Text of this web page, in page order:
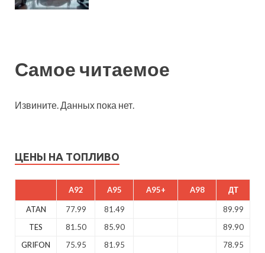
Самое читаемое
Извините. Данных пока нет.
ЦЕНЫ НА ТОПЛИВО
A92 A95 A95+ A98 ДТ
ATAN 77.99 81.49
89.99
TES
81.50 85.90
89.90
GRIFON
75.95 81.95 78.95